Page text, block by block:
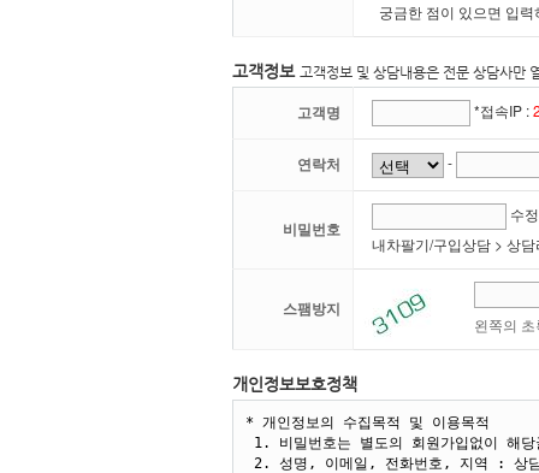
궁금한 점이 있으면 입력
고객정보 고객정보 및 상담내용은 전문 상담사만
고객명 *접속IP :
연락처 -
비밀번호
수
내차팔기/구입상담 > 상
스팸방지
왼쪽의
개인정보보호정책